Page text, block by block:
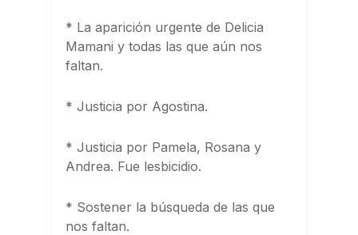
* La aparición urgente de Delicia
Mamani y todas las que aún nos
faltan.
* Justicia por Agostina.
* Justicia por Pamela, Rosana y
Andrea. Fue lesbicidio.
* Sostener la búsqueda de las que
nos faltan.